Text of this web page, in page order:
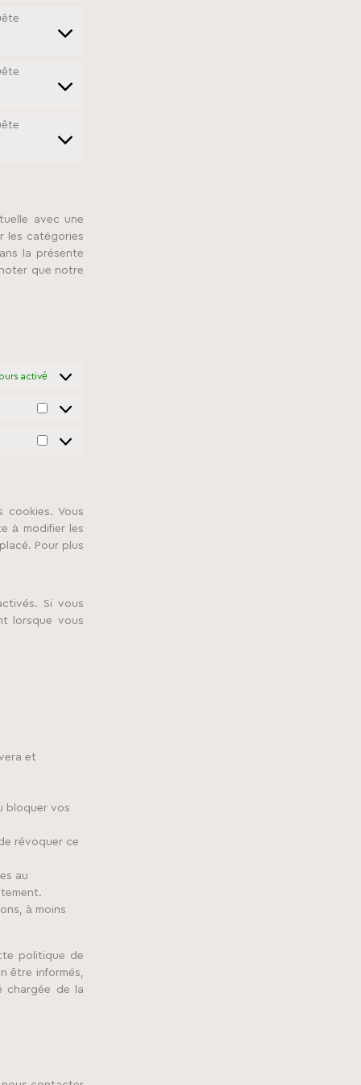
google-
Consent
facebook
Consent
google-
Consent
avec une
les catégories
la présente
que notre
activé
Statistics
Marketing
cookies. Vous
à modifier les
Pour plus
Si vous
lorsque vous
et
bloquer vos
révoquer ce
au
à moins
politique de
être informés,
chargée de la